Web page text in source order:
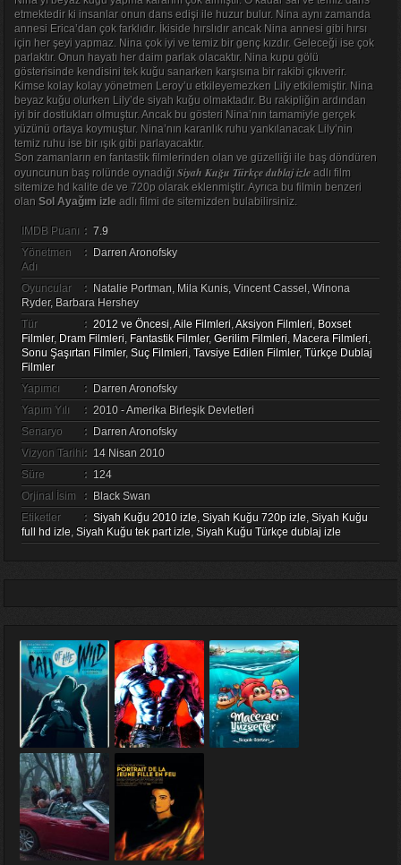
etmektedir ki insanlar onun dans edişi ile huzur bulur. Nina aynı zamanda
annesi Erica’dan çok farklıdır. İkiside hırslıdır ancak Nina annesi gibi hırsı
için her şeyi yapmaz. Nina çok iyi ve temiz bir genç kızdır. Geleceği ise çok
parlaktır. Onun hayatı her daim parlak olacaktır. Nina kupu gölü
gösterisinde kendisini tek kuğu sanarken karşısına bir rakibi çıkıverir.
Kimse kolay kolay yönetmen Leroy’u etkileyemezken Lily etkilemiştir. Nina
beyaz kuğu olurken Lily’de siyah kuğu olmaktadır. Bu rakipliğin ardından
iyi bir dostlukları olmuştur. Ancak bu gösteri Nina’nın tamamiyle gerçek
yüzünü ortaya koymuştur. Nina’nın karanlık ruhu yankılanacak Lily’nin
temiz ruhu ise bir ışık gibi parlayacaktır.
Son zamanların en fantastik filmlerinden olan ve güzelliği ile baş döndüren
oyuncunun baş rolünde oynadığı Siyah Kuğu Türkçe dublaj izleadlı film
sitemize hd kalite de ve 720p olarak eklenmiştir. Ayrıca bu filmin benzeri
olan Sol Ayağım izleadlı filmi de sitemizden bulabilirsiniz.
IMDB Puanı : 7.9
Yönetmen
Adı
: Darren Aronofsky
Oyuncular : Natalie Portman, Mila Kunis, Vincent Cassel, Winona
Ryder, Barbara Hershey
Tür
: 2012 ve Öncesi,Aile Filmleri,Aksiyon Filmleri, Boxset
Filmler, Dram Filmleri, Fantastik Filmler, Gerilim Filmleri, Macera Filmleri,
Sonu Şaşırtan Filmler, Suç Filmleri, Tavsiye Edilen Filmler, Türkçe Dublaj
Filmler
Yapımcı
: Darren Aronofsky
Yapım Yılı
: 2010 - Amerika Birleşik Devletleri
Senaryo
: Darren Aronofsky
Vizyon Tarihi: 14 Nisan 2010
Süre
: 124
Orjinal İsim
: Black Swan
Etiketler
: Siyah Kuğu 2010 izle, Siyah Kuğu 720p izle, Siyah Kuğu
full hd izle, Siyah Kuğu tek part izle, Siyah Kuğu Türkçe dublaj izle